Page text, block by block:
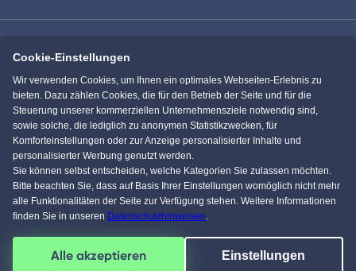
Immowelt.de Bauen.de
Massivhaus.de Bungalow.de
Einfamilienhaus.de
4,5 von über61595Kunden
Facebook
Pinterest
Instagram
YouTube
Cookie-Einstellungen
Wir verwenden Cookies, um Ihnen ein optimales Webseiten-Erlebnis zu
bieten. Dazu zählen Cookies, die für den Betrieb der Seite und für die
Steuerung unserer kommerziellen Unternehmensziele notwendig sind,
sowie solche, die lediglich zu anonymen Statistikzwecken, für
Komforteinstellungen oder zur Anzeige personalisierter Inhalte und
personalisierter Werbung genutzt werden.
Sie können selbst entscheiden, welche Kategorien Sie zulassen möchten.
Bitte beachten Sie, dass auf Basis Ihrer Einstellungen womöglich nicht mehr
alle Funktionalitäten der Seite zur Verfügung stehen. Weitere Informationen
finden Sie in unseren Datenschutzhinweisen.
Alle akzeptieren Einstellungen